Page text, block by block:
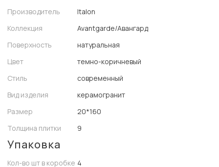
Производитель
Italon
Коллекция
Avantgarde/Авангард
Поверхность
натуральная
Цвет
темно-коричневый
Стиль
современный
Вид изделия
керамогранит
Размер
20*160
Толщина плитки
9
Упаковка
Кол-во шт в коробке 4